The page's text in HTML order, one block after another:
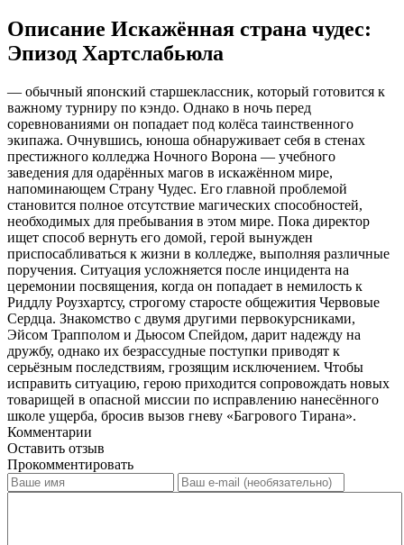
Описание Искажённая страна чудес:
Эпизод Хартслабьюла
— обычный японский старшеклассник, который готовится к
важному турниру по кэндо. Однако в ночь перед
соревнованиями он попадает под колёса таинственного
экипажа. Очнувшись, юноша обнаруживает себя в стенах
престижного колледжа Ночного Ворона — учебного
заведения для одарённых магов в искажённом мире,
напоминающем Страну Чудес. Его главной проблемой
становится полное отсутствие магических способностей,
необходимых для пребывания в этом мире. Пока директор
ищет способ вернуть его домой, герой вынужден
приспосабливаться к жизни в колледже, выполняя различные
поручения. Ситуация усложняется после инцидента на
церемонии посвящения, когда он попадает в немилость к
Риддлу Роузхартсу, строгому старосте общежития Червовые
Сердца. Знакомство с двумя другими первокурсниками,
Эйсом Трапполом и Дьюсом Спейдом, дарит надежду на
дружбу, однако их безрассудные поступки приводят к
серьёзным последствиям, грозящим исключением. Чтобы
исправить ситуацию, герою приходится сопровождать новых
товарищей в опасной миссии по исправлению нанесённого
школе ущерба, бросив вызов гневу «Багрового Тирана».
Комментарии
Оставить отзыв
Прокомментировать